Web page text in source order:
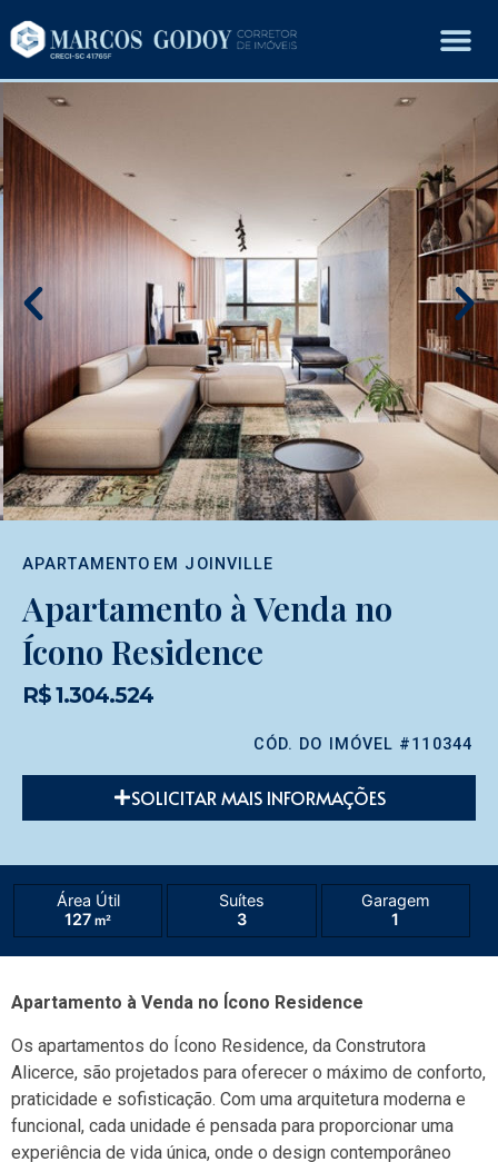
APARTAMENTO EM JOINVILLE
Apartamento à Venda no
Ícono Residence
R$ 1.304.524
CÓD. DO IMÓVEL #110344
SOLICITAR MAIS INFORMAÇÕES
Área Útil
127 m²
Suítes
3
Garagem
1
Apartamento à Venda no Ícono Residence
Os apartamentos do Ícono Residence, da Construtora
Alicerce, são projetados para oferecer o máximo de conforto,
praticidade e sofisticação. Com uma arquitetura moderna e
funcional, cada unidade é pensada para proporcionar uma
experiência de vida única, onde o design contemporâneo